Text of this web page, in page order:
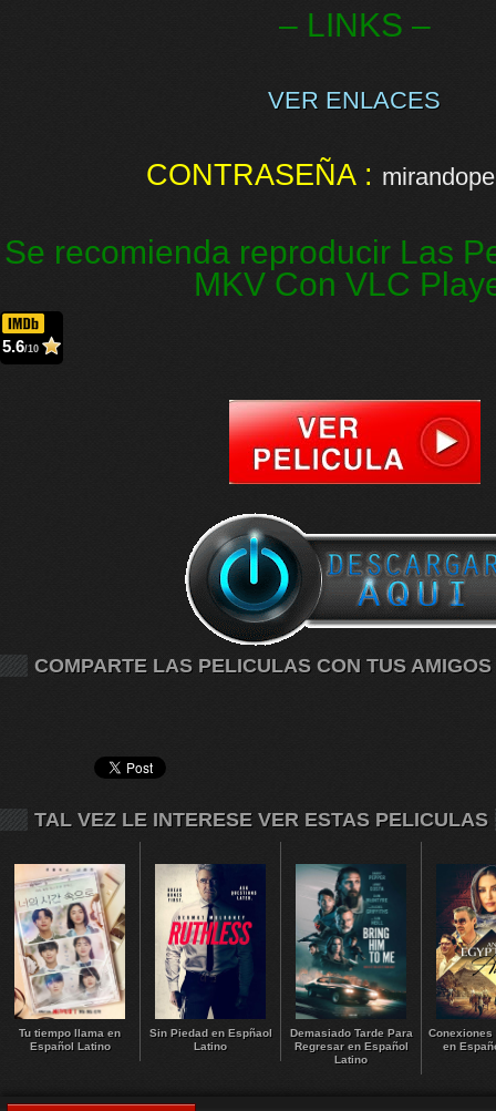
– LINKS –
VER ENLACES
CONTRASEÑA :
Se recomienda reproducir Las
MKV Con VLC
5.6/10
COMPARTE LAS PELICULAS CON TUS AMIGOS
TAL VEZ LE INTERESE VER ESTAS PELICULAS
Tu tiempo llama en
Español Latino
Sin Piedad en Espñaol
Latino
Demasiado Tarde Para
Regresar en Español
Latino
en